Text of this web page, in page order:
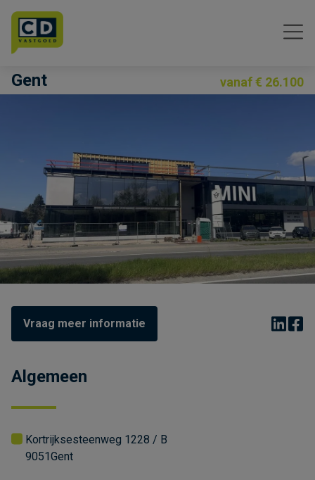
Menu overslaan en naar de inhoud gaan
Gent vanaf € 26.100
Previous
Vraag meer informatie
Algemeen
Gent
9051
Kortrijksesteenweg 1228 / B